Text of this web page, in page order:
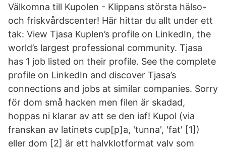
Välkomna till Kupolen - Klippans största hälso-
och friskvårdscenter! Här hittar du allt under ett
tak: View Tjasa Kuplen’s profile on LinkedIn, the
world’s largest professional community. Tjasa
has 1 job listed on their profile. See the complete
profile on LinkedIn and discover Tjasa’s
connections and jobs at similar companies. Sorry
för dom små hacken men filen är skadad,
hoppas ni klarar av att se den iaf! Kupol (via
franskan av latinets cup[p]a, 'tunna', 'fat' [1])
eller dom [2] är ett halvklotformat valv som